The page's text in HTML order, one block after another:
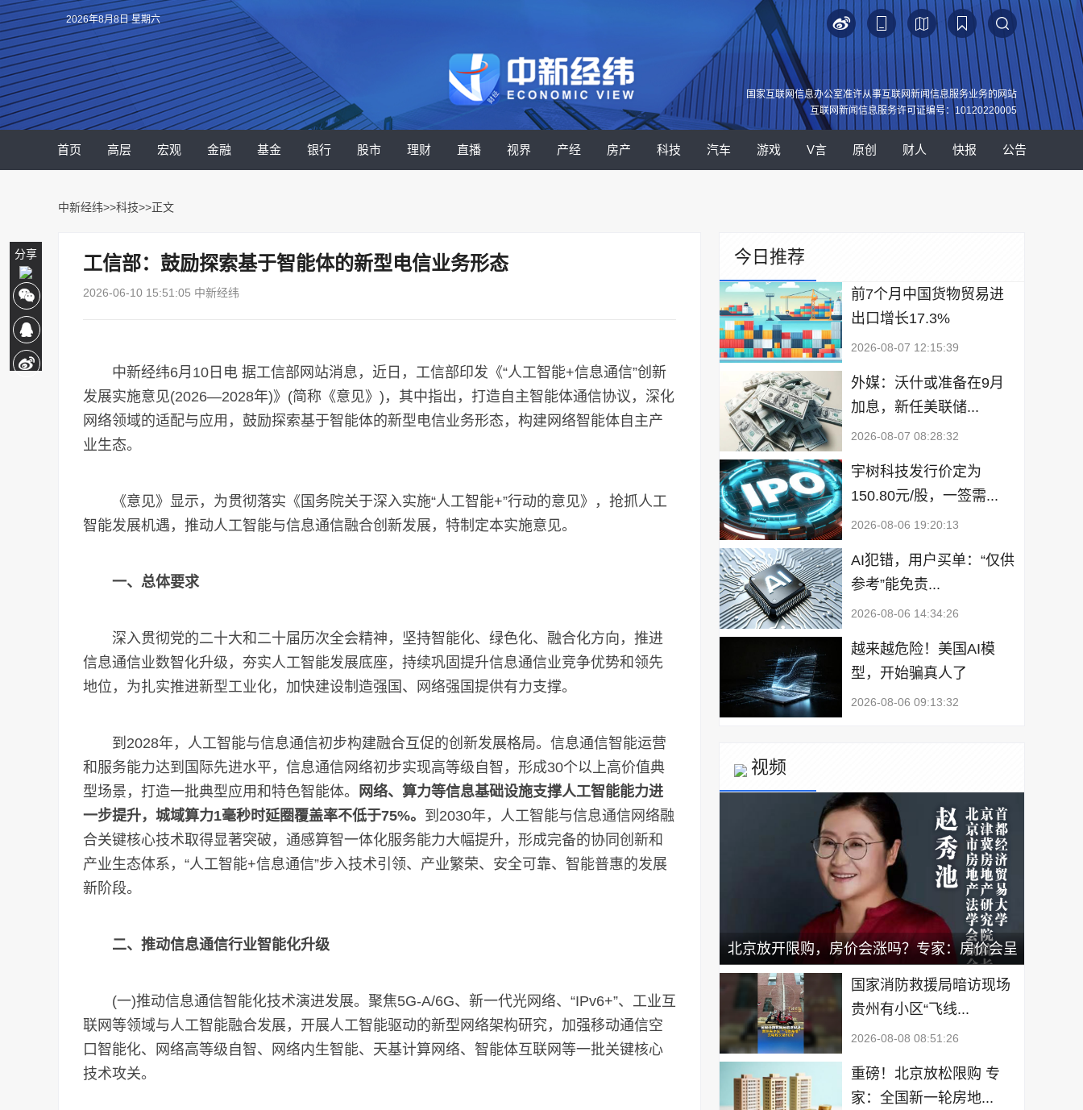
分享
2026年8月8日 星期六
国家互联网信息办公室准许从事互联网新闻信息服务业务的网站
互联网新闻信息服务许可证编号：10120220005
首页 高层 宏观 金融 基金 银行 股市 理财 直播 视界 产经 房产 科技 汽车 游戏 V言 原创 财人 快报 公告
中新经纬>>科技>>正文
工信部：鼓励探索基于智能体的新型电信业务形态
2026-06-10 15:51:05 中新经纬
中新经纬6月10日电 据工信部网站消息，近日，工信部印发《“人工智能+信息通信”创新
发展实施意见(2026—2028年)》(简称《意见》)，其中指出，打造自主智能体通信协议，深化
网络领域的适配与应用，鼓励探索基于智能体的新型电信业务形态，构建网络智能体自主产
业生态。
《意见》显示，为贯彻落实《国务院关于深入实施“人工智能+”行动的意见》，抢抓人工
智能发展机遇，推动人工智能与信息通信融合创新发展，特制定本实施意见。
一、总体要求
深入贯彻党的二十大和二十届历次全会精神，坚持智能化、绿色化、融合化方向，推进
信息通信业数智化升级，夯实人工智能发展底座，持续巩固提升信息通信业竞争优势和领先
地位，为扎实推进新型工业化，加快建设制造强国、网络强国提供有力支撑。
到2028年，人工智能与信息通信初步构建融合互促的创新发展格局。信息通信智能运营
和服务能力达到国际先进水平，信息通信网络初步实现高等级自智，形成30个以上高价值典
型场景，打造一批典型应用和特色智能体。
网络、算力等信息基础设施支撑人工智能能力进
一步提升，城域算力1毫秒时延圈覆盖率不低于75%。 到2030年，人工智能与信息通信网络融
合关键核心技术取得显著突破，通感算智一体化服务能力大幅提升，形成完备的协同创新和
产业生态体系，“人工智能+信息通信”步入技术引领、产业繁荣、安全可靠、智能普惠的发展
新阶段。
二、推动信息通信行业智能化升级
(一)推动信息通信智能化技术演进发展。聚焦5G-A/6G、新一代光网络、“IPv6+”、工业互
联网等领域与人工智能融合发展，开展人工智能驱动的新型网络架构研究，加强移动通信空
口智能化、网络高等级自智、网络内生智能、天基计算网络、智能体互联网等一批关键核心
技术攻关。
今日推荐
前7个月中国货物贸易进
出口增长17.3%
2026-08-07 12:15:39
外媒：沃什或准备在9月
加息，新任美联储...
2026-08-07 08:28:32
宇树科技发行价定为
150.80元/股，一签需...
2026-08-06 19:20:13
AI犯错，用户买单：“仅供
参考”能免责...
2026-08-06 14:34:26
越来越危险！美国AI模
型，开始骗真人了
2026-08-06 09:13:32
视频
北京放开限购，房价会涨吗？专家：房价会呈
现小幅上涨，新政有利于二手房出售｜宅男财
经
国家消防救援局暗访现场
贵州有小区“飞线...
2026-08-08 08:51:26
重磅！北京放松限购 专
家：全国新一轮房地...